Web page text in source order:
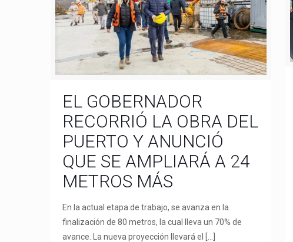
EL GOBERNADOR
RECORRIÓ LA OBRA DEL
PUERTO Y ANUNCIÓ
QUE SE AMPLIARÁ A 24
METROS MÁS
En la actual etapa de trabajo, se avanza en la
finalización de 80 metros, la cual lleva un 70% de
avance. La nueva proyección llevará el